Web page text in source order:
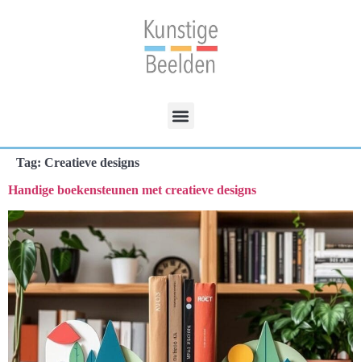
Tag: Creatieve designs
Handige boekensteunen met creatieve designs